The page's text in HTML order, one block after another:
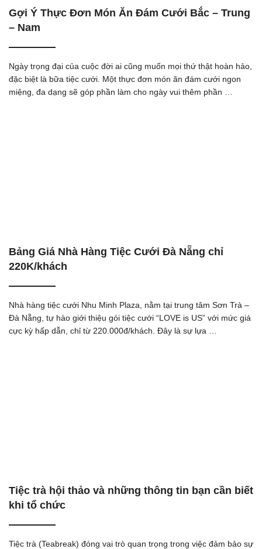
Gợi Ý Thực Đơn Món Ăn Đám Cưới Bắc – Trung
– Nam
Ngày trọng đại của cuộc đời ai cũng muốn mọi thứ thật hoàn hảo,
đặc biệt là bữa tiệc cưới. Một thực đơn món ăn đám cưới ngon
miệng, đa dạng sẽ góp phần làm cho ngày vui thêm phần …
Bảng Giá Nhà Hàng Tiệc Cưới Đà Nẵng chỉ
220K/khách
Nhà hàng tiệc cưới Nhu Minh Plaza, nằm tại trung tâm Sơn Trà –
Đà Nẵng, tự hào giới thiệu gói tiệc cưới “LOVE is US” với mức giá
cực kỳ hấp dẫn, chỉ từ 220.000đ/khách. Đây là sự lựa …
Tiệc trà hội thảo và những thông tin bạn cần biết
khi tổ chức
Tiệc trà (Teabreak) đóng vai trò quan trọng trong việc đảm bảo sự